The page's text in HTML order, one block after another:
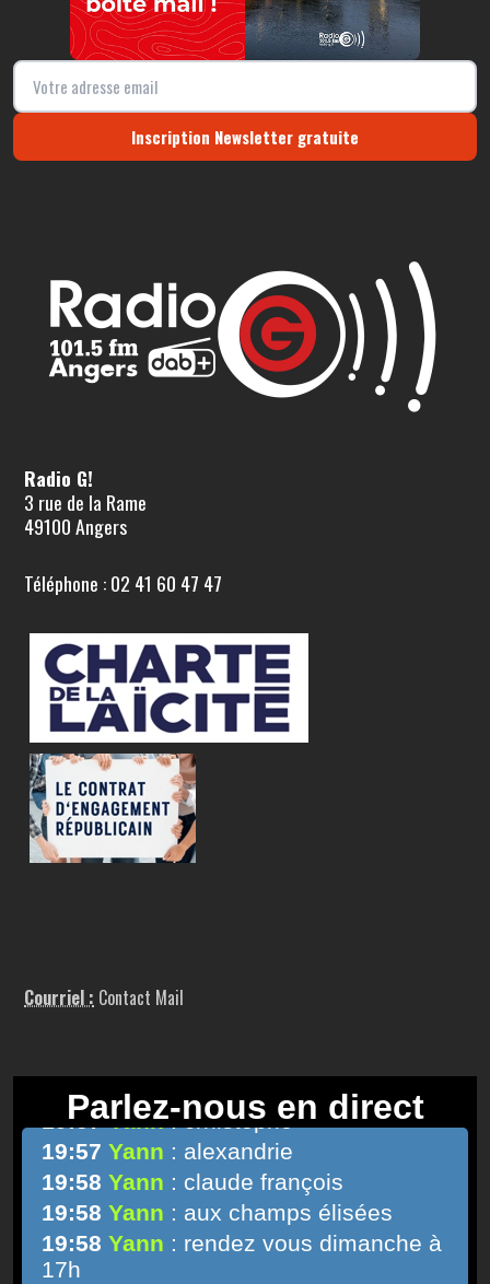
Inscription Newsletter gratuite
Radio G!
3 rue de la Rame
49100 Angers
Téléphone : 02 41 60 47 47
Courriel : Contact Mail